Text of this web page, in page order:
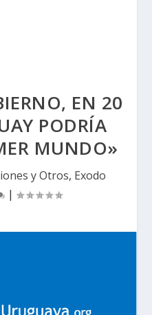
EN 20
PODRÍA
MUNDO»
y Otros, Exodo
|